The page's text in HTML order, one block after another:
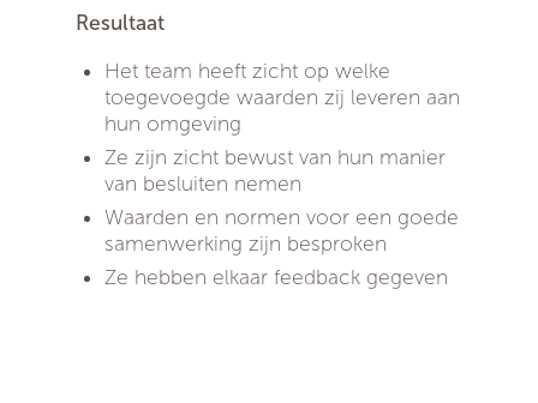
Resultaat
Het team heeft zicht op welke
toegevoegde waarden zij leveren aan
hun omgeving
Ze zijn zicht bewust van hun manier
van besluiten nemen
Waarden en normen voor een goede
samenwerking zijn besproken
Ze hebben elkaar feedback gegeven